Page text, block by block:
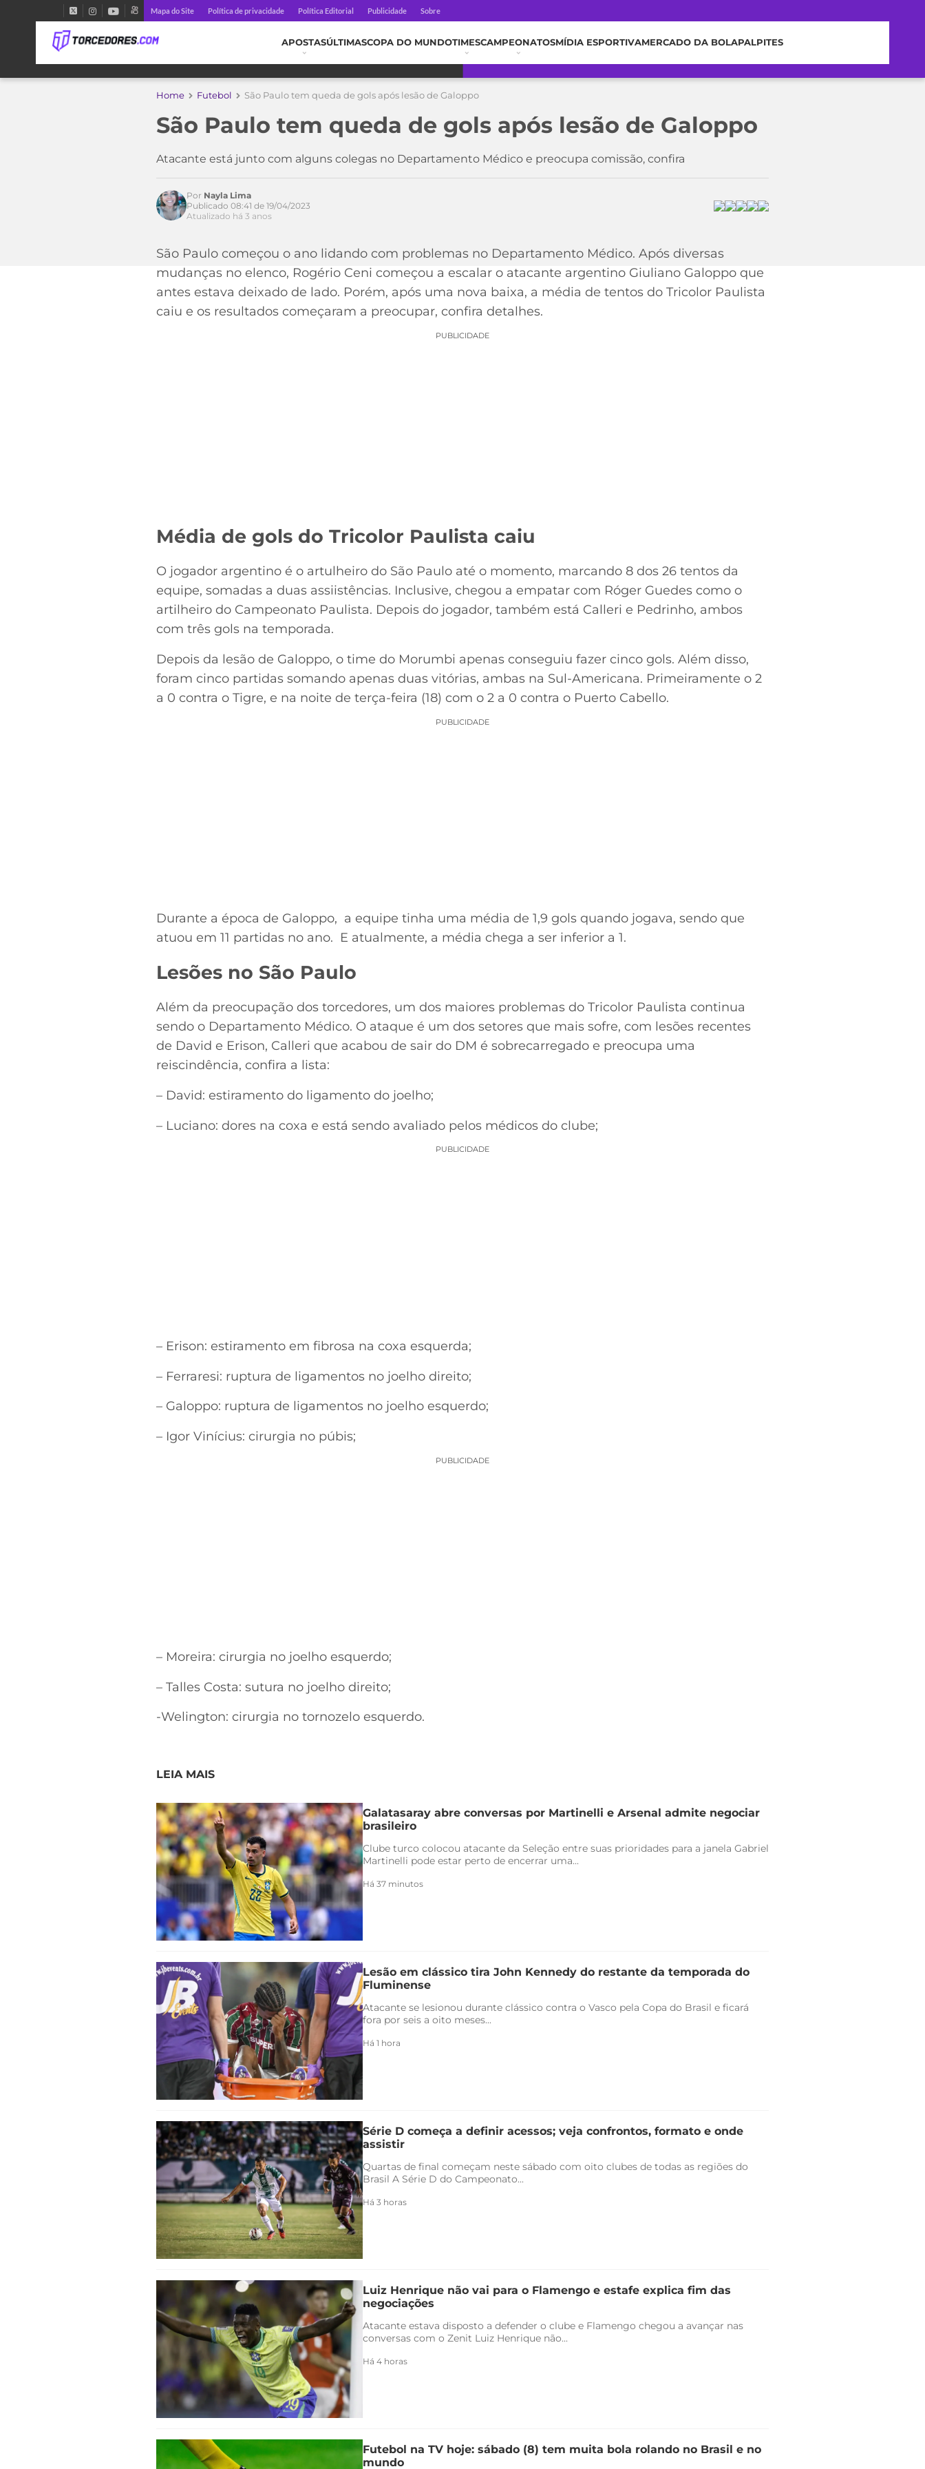
Mapa do Site Política de privacidade Política Editorial Publicidade Sobre
APOSTASÚLTIMASCOPA DO MUNDOTIMESCAMPEONATOSMÍDIA ESPORTIVAMERCADO DA BOLAPALPITES
Home Futebol São Paulo tem queda de gols após lesão de Galoppo
São Paulo tem queda de gols após lesão de Galoppo
Atacante está junto com alguns colegas no Departamento Médico e preocupa comissão, confira
Por Nayla Lima
Publicado 08:41 de 19/04/2023
Atualizado há 3 anos
São Paulo começou o ano lidando com problemas no Departamento Médico. Após diversas
mudanças no elenco, Rogério Ceni começou a escalar o atacante argentino Giuliano Galoppo que
antes estava deixado de lado. Porém, após uma nova baixa, a média de tentos do Tricolor Paulista
caiu e os resultados começaram a preocupar, confira detalhes.
PUBLICIDADE
Média de gols do Tricolor Paulista caiu
O jogador argentino é o artulheiro do São Paulo até o momento, marcando 8 dos 26 tentos da
equipe, somadas a duas assiistências. Inclusive, chegou a empatar com Róger Guedes como o
artilheiro do Campeonato Paulista. Depois do jogador, também está Calleri e Pedrinho, ambos
com três gols na temporada.
Depois da lesão de Galoppo, o time do Morumbi apenas conseguiu fazer cinco gols. Além disso,
foram cinco partidas somando apenas duas vitórias, ambas na Sul-Americana. Primeiramente o 2
a 0 contra o Tigre, e na noite de terça-feira (18) com o 2 a 0 contra o Puerto Cabello.
PUBLICIDADE
Durante a época de Galoppo, a equipe tinha uma média de 1,9 gols quando jogava, sendo que
atuou em 11 partidas no ano. E atualmente, a média chega a ser inferior a 1.
Lesões no São Paulo
Além da preocupação dos torcedores, um dos maiores problemas do Tricolor Paulista continua
sendo o Departamento Médico. O ataque é um dos setores que mais sofre, com lesões recentes
de David e Erison, Calleri que acabou de sair do DM é sobrecarregado e preocupa uma
reiscindência, confira a lista:
– David: estiramento do ligamento do joelho;
– Luciano: dores na coxa e está sendo avaliado pelos médicos do clube;
PUBLICIDADE
– Erison: estiramento em fibrosa na coxa esquerda;
– Ferraresi: ruptura de ligamentos no joelho direito;
– Galoppo: ruptura de ligamentos no joelho esquerdo;
– Igor Vinícius: cirurgia no púbis;
PUBLICIDADE
– Moreira: cirurgia no joelho esquerdo;
– Talles Costa: sutura no joelho direito;
-Welington: cirurgia no tornozelo esquerdo.
LEIA MAIS
Galatasaray abre conversas por Martinelli e Arsenal admite negociar
brasileiro
Clube turco colocou atacante da Seleção entre suas prioridades para a janela Gabriel
Martinelli pode estar perto de encerrar uma...
Há 37 minutos
Lesão em clássico tira John Kennedy do restante da temporada do
Fluminense
Atacante se lesionou durante clássico contra o Vasco pela Copa do Brasil e ficará
fora por seis a oito meses...
Há 1 hora
Série D começa a definir acessos; veja confrontos, formato e onde
assistir
Quartas de final começam neste sábado com oito clubes de todas as regiões do
Brasil A Série D do Campeonato...
Há 3 horas
Luiz Henrique não vai para o Flamengo e estafe explica fim das
negociações
Atacante estava disposto a defender o clube e Flamengo chegou a avançar nas
conversas com o Zenit Luiz Henrique não...
Há 4 horas
Futebol na TV hoje: sábado (8) tem muita bola rolando no Brasil e no
mundo